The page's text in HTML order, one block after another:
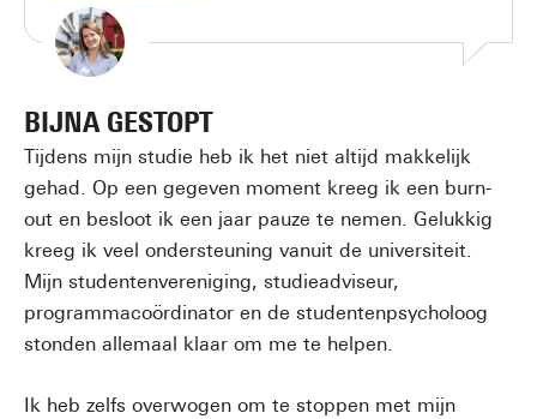
BIJNA GESTOPT
Tijdens mijn studie heb ik het niet altijd makkelijk
gehad. Op een gegeven moment kreeg ik een burn-
out en besloot ik een jaar pauze te nemen. Gelukkig
kreeg ik veel ondersteuning vanuit de universiteit.
Mijn studentenvereniging, studieadviseur,
programmacoördinator en de studentenpsycholoog
stonden allemaal klaar om me te helpen.
Ik heb zelfs overwogen om te stoppen met mijn